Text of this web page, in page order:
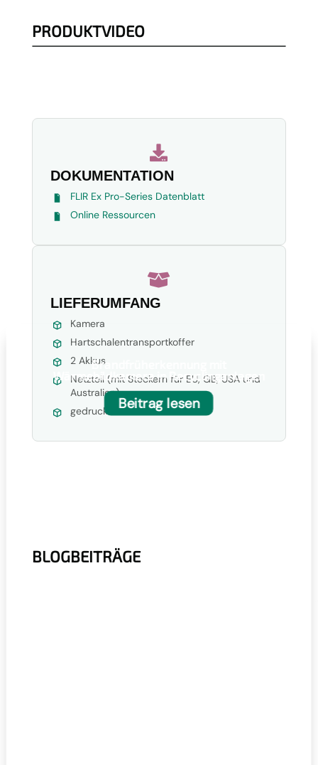
PRODUKTVIDEO

DOKUMENTATION
FLIR Ex Pro-Series Datenblatt
Online Ressourcen

LIEFERUMFANG
Kamera
Hartschalentransportkoffer
2 Akkus
Netzteil (mit Steckern für EU, GB, USA und
Australien)
gedruckte Dokumentation
BLOGBEITRÄGE
Brandfrüherkennung mit
Wärmebildkamera in Recyclinganlagen
Beitrag lesen